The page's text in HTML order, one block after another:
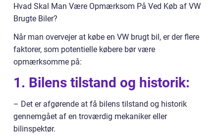
Hvad Skal Man Være Opmærksom På Ved Køb af VW
Brugte Biler?
Når man overvejer at købe en VW brugt bil, er der flere
faktorer, som potentielle købere bør være
opmærksomme på:
1. Bilens tilstand og historik:
– Det er afgørende at få bilens tilstand og historik
gennemgået af en troværdig mekaniker eller
bilinspektør.